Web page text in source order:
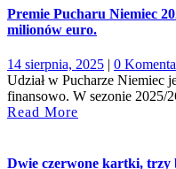
Premie Pucharu Niemiec
milionów euro.
14 sierpnia, 202514
sierpnia,
2025
| 0
Udział w Pucharze Niemiec
finansowo. W sezonie 2025/
Read More
Dwie czerwone kartki, trzy